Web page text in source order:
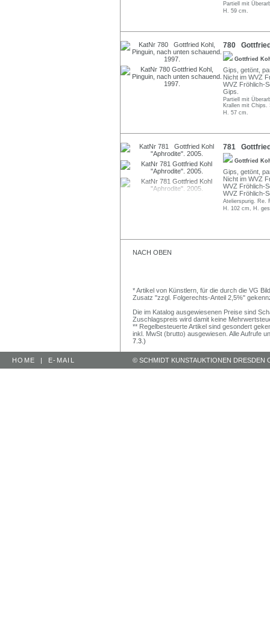
Partiell mit
H. 59 cm.
780 Gottfried
Gottfried
Gips, getönt,
Nicht im WVZ
WVZ Fröhlich-
Gips.
Partiell mit
Krallen mit Chips.
H. 57 cm.
781
Gottfried
Gips, getönt,
Nicht im WVZ
WVZ Fröhlich-
WVZ Fröhlich-
Atelierspurig. Re.
H. 102 cm, H.
NACH OBEN
* Artikel von Künstlern, für die durch die VG
Zusatz "zzgl. Folgerechts-Anteil 2,5%"
Die im Katalog ausgewiesenen Preise sind
Zuschlagspreis wird damit keine
** Regelbesteuerte Artikel sind gesondert
inkl. MwSt (brutto) ausgewiesen. Alle Aufrufe
7.3.)
HOME | E-MAIL © SCHMIDT KUNSTAUKTIONEN DRESDEN